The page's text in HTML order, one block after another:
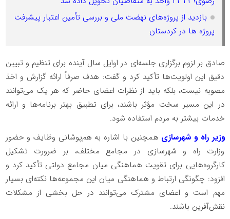
بازدید از پروژه‌های نهضت ملی و بررسی تأمین اعتبار پیشرفت
پروژه ها در کردستان
صادق بر لزوم برگزاری جلسه‌ای در اوایل سال آینده برای تنظیم و تبیین
دقیق این اولویت‌ها تأکید کرد و گفت: هدف صرفاً ارائه گزارش و اخذ
مصوبه نیست، بلکه باید از نظرات اعضای حاضر که هر یک می‌توانند
در این مسیر سخت مؤثر باشند، برای تطبیق بهتر برنامه‌ها و ارائه
خدمات بیشتر به مردم استفاده شود.
وزیر راه و شهرسازی همچنین با اشاره به هم‌پوشانی وظایف و حضور
وزارت راه و شهرسازی در مجامع مختلف، بر ضرورت تشکیل
کارگروه‌هایی برای تقویت هماهنگی میان مجامع دولتی تأکید کرد و
افزود: چگونگی ارتباط و هماهنگی میان این مجموعه‌ها نکته‌ای بسیار
مهم است و اعضای مشترک می‌توانند در حل بخشی از مشکلات
نقش‌آفرین باشند.